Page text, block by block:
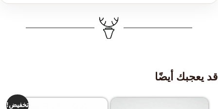
قد يعجبك أيضًا
تخفيض!